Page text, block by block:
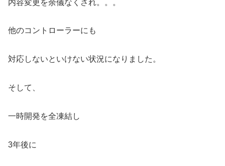
内容変更を余儀なくされ。。。
他のコントローラーにも
対応しないといけない状況になりました。
そして、
一時開発を全凍結し
3年後に